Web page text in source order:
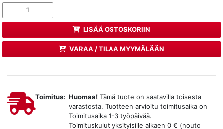
LISÄÄ OSTOSKORIIN
VARAA / TILAA MYYMÄLÄÄN
Toimitus: Huomaa! Tämä tuote on saatavilla toisesta
varastosta. Tuotteen arvioitu toimitusaika on
Toimitusaika 1-3 työpäivää.
Toimituskulut yksityisille alkaen 0 € (nouto